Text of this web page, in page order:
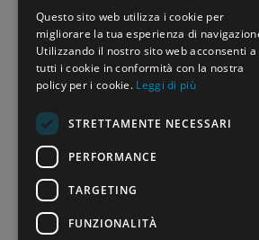
l’abilitazione
la laurea magistrale o la
ciclo unico con il relativo
precisa classe di
aggiungere i 24 CFU per
Chi sono, dunque, coloro che
TFA Sostegno con il diploma? Gli
insegnati tecnico pratici. Fino al
Questo sito web utilizza i cookie per
migliorare la tua esperienza di
Utilizzando il nostro sito web acconsenti a
tutti i cookie in conformità con la nostra
policy per i cookie. Leggi di più
STRETTAMENTE NECESSARI
PERFORMANCE
TARGETING
FUNZIONALITÀ